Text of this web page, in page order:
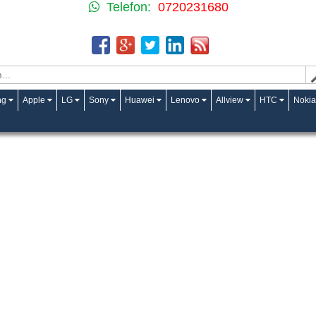
Telefon: 0720231680
Apple LG Sony Huawei Lenovo Allview HTC Nokia